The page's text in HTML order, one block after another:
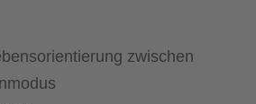
zwischen